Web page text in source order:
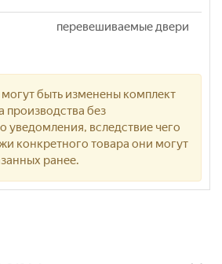
перевешиваемые двери
быть изменены комплект
производства без
уведомления, вследствие чего
конкретного товара они могут
ранее.